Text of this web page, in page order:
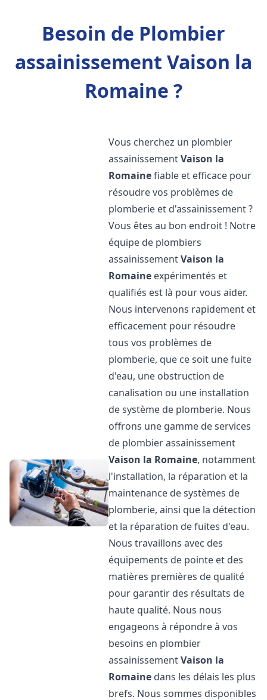
Besoin de Plombier
assainissement Vaison la
Romaine ?
Vous cherchez un plombier
assainissementVaison la
Romainefiable et efficace pour
résoudre vos problèmes de
plomberie et d'assainissement ?
Vous êtes au bon endroit ! Notre
équipe de plombiers
assainissementVaison la
Romaine expérimentés et
qualifiés est là pour vous aider.
Nous intervenons rapidement et
efficacement pour résoudre
tous vos problèmes de
plomberie, que ce soit une fuite
d'eau, une obstruction de
canalisation ou une installation
de système de plomberie. Nous
offrons une gamme de services
de plombier assainissement
Vaison la Romaine, notamment
l'installation, la réparation et la
maintenance de systèmes de
plomberie, ainsi que la détection
et la réparation de fuites d'eau.
Nous travaillons avec des
équipements de pointe et des
matières premières de qualité
pour garantir des résultats de
haute qualité. Nous nous
engageons à répondre à vos
besoins en plombier
assainissementVaison la
Romaine dans les délais les plus
brefs. Nous sommes disponibles